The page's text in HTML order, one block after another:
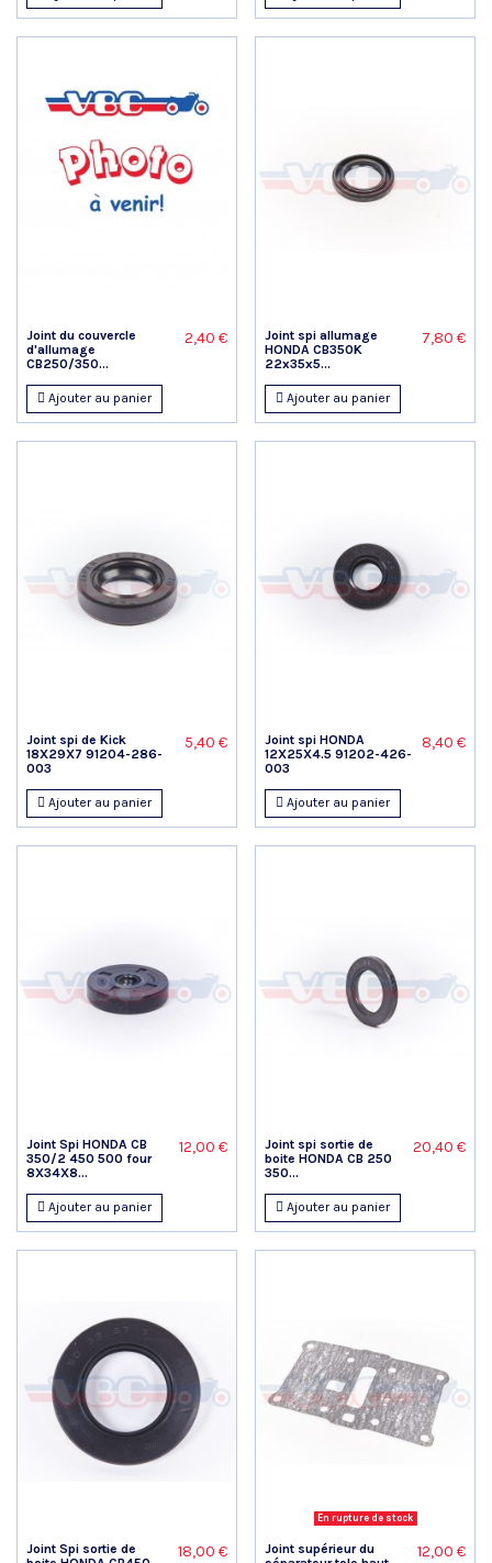
Joint du couvercle
d'allumage
CB250/350...
2,40 €
Ajouter au panier
Joint spi allumage
HONDA CB350K
22x35x5...
7,80 €
Ajouter au panier
Joint spi de Kick
18X29X7 91204-286-
003
5,40 €
Ajouter au panier
Joint spi HONDA
12X25X4.5 91202-426-
003
8,40 €
Ajouter au panier
Joint Spi HONDA CB
350/2 450 500 four
8X34X8...
12,00 €
Ajouter au panier
Joint spi sortie de
boite HONDA CB 250
350...
20,40 €
Ajouter au panier
Joint Spi sortie de
18,00 €
En rupture de stock
Joint supérieur du
12,00 €